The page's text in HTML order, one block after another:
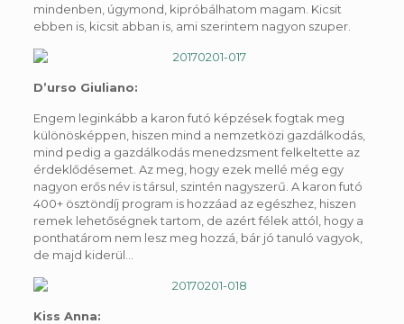
mindenben, úgymond, kipróbálhatom magam. Kicsit
ebben is, kicsit abban is, ami szerintem nagyon szuper.
D’urso Giuliano:
Engem leginkább a karon futó képzések fogtak meg
különösképpen, hiszen mind a nemzetközi gazdálkodás,
mind pedig a gazdálkodás menedzsment felkeltette az
érdeklődésemet. Az meg, hogy ezek mellé még egy
nagyon erős név is társul, szintén nagyszerű. A karon futó
400+ ösztöndíj program is hozzáad az egészhez, hiszen
remek lehetőségnek tartom, de azért félek attól, hogy a
ponthatárom nem lesz meg hozzá, bár jó tanuló vagyok,
de majd kiderül…
Kiss Anna: